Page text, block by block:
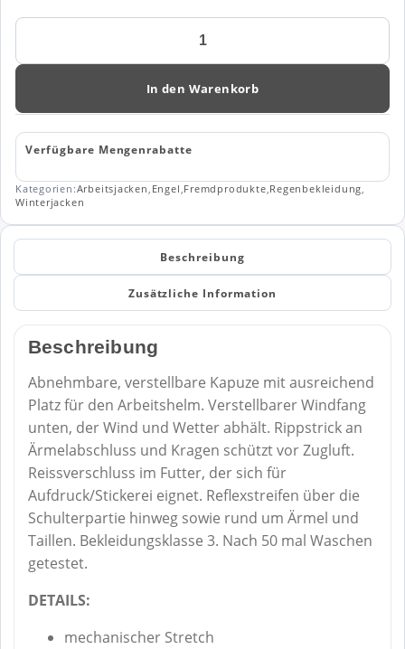
Engel
Winterjacke
930
In den Warenkorb
Verfügbare Mengenrabatte
Kategorien:Arbeitsjacken, Engel,Fremdprodukte,Regenbekleidung,
Winterjacken
Beschreibung
Zusätzliche Information
Beschreibung
Abnehmbare, verstellbare Kapuze mit ausreichend
Platz für den Arbeitshelm. Verstellbarer Windfang
unten, der Wind und Wetter abhält. Rippstrick an
Ärmelabschluss und Kragen schützt vor Zugluft.
Reissverschluss im Futter, der sich für
Aufdruck/Stickerei eignet. Reflexstreifen über die
Schulterpartie hinweg sowie rund um Ärmel und
Taillen. Bekleidungsklasse 3. Nach 50 mal Waschen
getestet.
DETAILS:
mechanischer Stretch